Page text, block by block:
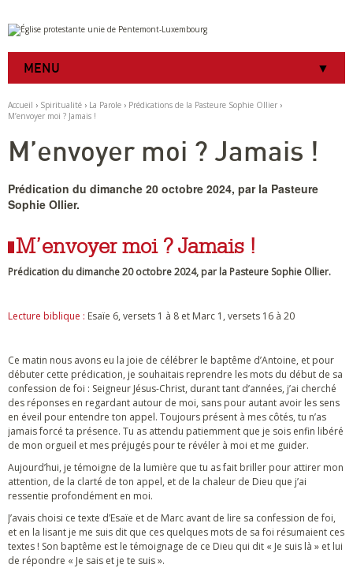
Aller
au
contenu.
à
navigation
Outils
personnels
MENU
Accueil › Spiritualité › La Parole › Prédications de la Pasteure Sophie Ollier ›
M’envoyer moi ? Jamais !
M’envoyer moi ? Jamais !
Prédication du dimanche 20 octobre 2024, par la Pasteure
Sophie Ollier.
M’envoyer moi ? Jamais !
Prédication du dimanche 20 octobre 2024, par la Pasteure Sophie Ollier.
Lecture biblique : Esaïe 6, versets 1 à 8 et Marc 1, versets 16 à 20
Ce matin nous avons eu la joie de célébrer le baptême d’Antoine, et pour
débuter cette prédication, je souhaitais reprendre les mots du début de sa
confession de foi : Seigneur Jésus-Christ, durant tant d’années, j’ai cherché
des réponses en regardant autour de moi, sans pour autant avoir les sens
en éveil pour entendre ton appel. Toujours présent à mes côtés, tu n’as
jamais forcé ta présence. Tu as attendu patiemment que je sois enfin libéré
de mon orgueil et mes préjugés pour te révéler à moi et me guider.
Aujourd’hui, je témoigne de la lumière que tu as fait briller pour attirer mon
attention, de la clarté de ton appel, et de la chaleur de Dieu que j’ai
ressentie profondément en moi.
J’avais choisi ce texte d’Esaïe et de Marc avant de lire sa confession de foi,
et en la lisant je me suis dit que ces quelques mots de sa foi résumaient ces
textes ! Son baptême est le témoignage de ce Dieu qui dit « Je suis là » et lui
de répondre « Je sais et je te suis ».